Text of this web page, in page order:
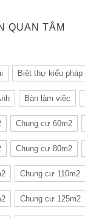
QUAN TÂM
Biệt thự kiểu pháp
Bàn làm việc
Chung cư 60m2
Chung cư 80m2
Chung cư 110m2
Chung cư 125m2